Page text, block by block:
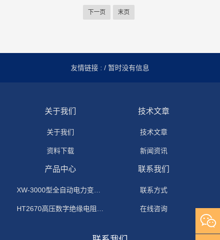
下一页 末页
友情链接 : / 暂时没有信息
关于我们
关于我们
资料下载
技术文章
技术文章
新闻资讯
产品中心 联系我们
联系方式
在线咨询